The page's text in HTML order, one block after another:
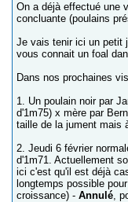
On a déjà effectué une
concluante (poulains
Je vais tenir ici un petit
vous connait un foal
Dans nos prochaines
1. Un poulain noir par
d'1m75) x mère par
taille de la jument mais
2. Jeudi 6 février
d'1m71. Actuellement
ici c'est qu'il est déjà
longtemps possible
croissance) - Annulé,